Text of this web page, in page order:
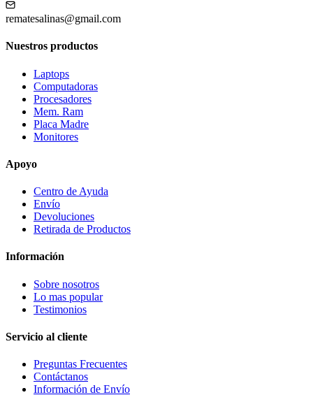
rematesalinas@gmail.com
Nuestros productos
Laptops
Computadoras
Procesadores
Mem. Ram
Placa Madre
Monitores
Apoyo
Centro de Ayuda
Envío
Devoluciones
Retirada de Productos
Información
Sobre nosotros
Lo mas popular
Testimonios
Servicio al cliente
Preguntas Frecuentes
Contáctanos
Información de Envío